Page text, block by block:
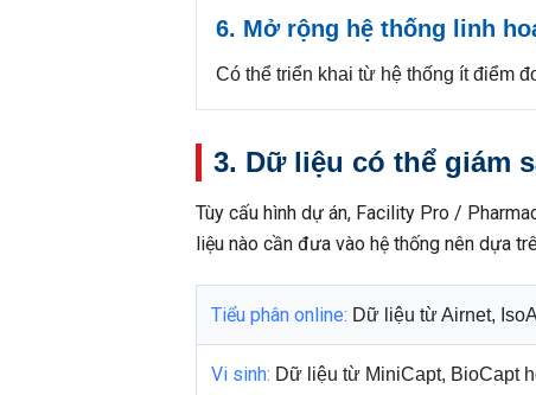
6. Mở rộng hệ thống linh
Có thể triển khai từ hệ thống ít điểm
3. Dữ liệu có thể giám
Tùy cấu hình dự án, Facility Pro /
liệu nào cần đưa vào hệ thống nên dựa
Tiểu phân online: Dữ liệu từ Airnet,
Vi sinh: Dữ liệu từ MiniCapt, BioCapt